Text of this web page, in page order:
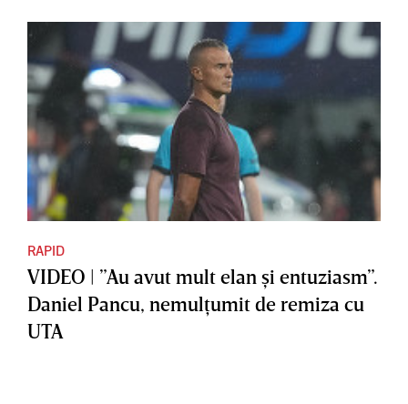
RAPID
VIDEO | ”Au avut mult elan şi entuziasm”.
Daniel Pancu, nemulţumit de remiza cu
UTA